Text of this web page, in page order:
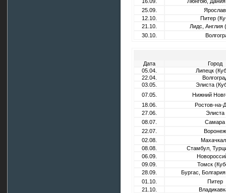
25.09.
12.10.
Питер
21.10.
Лидс,
30.10.
Дата
Город
05.04.
Липецк
22.04.
03.05.
Элиста
07.05.
Нижний
18.06.
Ростов-на-
27.06.
Элиста
08.07.
Самара
22.07.
Воронеж
02.08.
08.08.
Стамбул,
06.09.
09.09.
Томск
28.09.
Бургас,
01.10.
Питер
21.10.